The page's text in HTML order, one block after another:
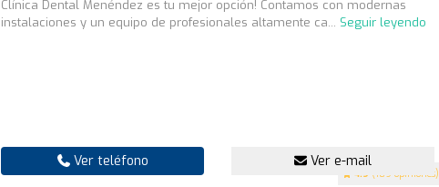
4.9 (189 opiniones)
Clínica Dental Menéndez es tu mejor opción! Contamos con modernas
instalaciones y un equipo de profesionales altamente ca... Seguir leyendo
Ver teléfono Ver e-mail